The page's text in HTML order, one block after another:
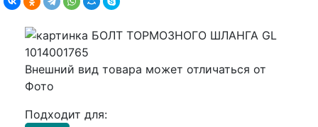
Внешний вид товара может отличаться от
Фото
Подходит для: